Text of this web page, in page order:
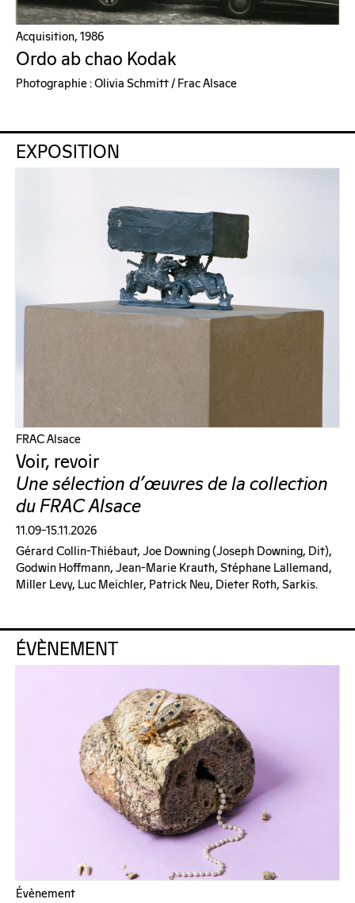
Acquisition, 1986
Ordo ab chao Kodak
Photographie : Olivia Schmitt / Frac Alsace
EXPOSITION
FRAC Alsace
Voir, revoir
Une sélection d'œuvres de la collection
du FRAC Alsace
11.09–15.11.2026
Gérard Collin-Thiébaut, Joe Downing (joseph Downing, Dit),
Godwin Hoffmann, Jean-Marie Krauth, Stéphane Lallemand,
Miller Levy, Luc Meichler, Patrick Neu, Dieter Roth, Sarkis.
ÉVÈNEMENT
Évènement